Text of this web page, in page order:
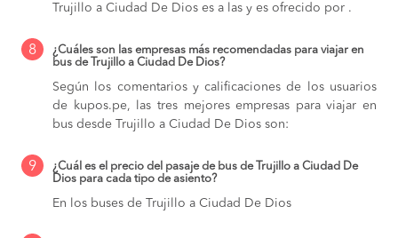
Trujillo a Ciudad De Dios es a las y es ofrecido por .
8
¿Cuáles son las empresas más recomendadas para viajar en
bus de Trujillo a Ciudad De Dios?
Según los comentarios y calificaciones de los usuarios
de kupos.pe, las tres mejores empresas para viajar en
bus desde Trujillo a Ciudad De Dios son:
9
¿Cuál es el precio del pasaje de bus de Trujillo a Ciudad De
Dios para cada tipo de asiento?
En los buses de Trujillo a Ciudad De Dios